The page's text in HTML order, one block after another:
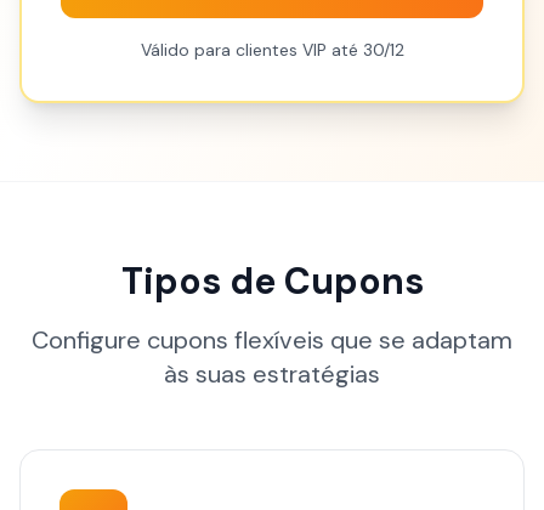
Válido para clientes VIP até 30/12
Tipos de Cupons
Configure cupons flexíveis que se adaptam
às suas estratégias